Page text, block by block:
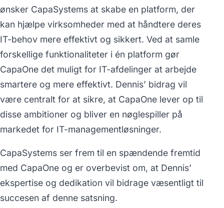
ønsker CapaSystems at skabe en platform, der
kan hjælpe virksomheder med at håndtere deres
IT-behov mere effektivt og sikkert. Ved at samle
forskellige funktionaliteter i én platform gør
CapaOne det muligt for IT-afdelinger at arbejde
smartere og mere effektivt. Dennis’ bidrag vil
være centralt for at sikre, at CapaOne lever op til
disse ambitioner og bliver en nøglespiller på
markedet for IT-managementløsninger.
CapaSystems ser frem til en spændende fremtid
med CapaOne og er overbevist om, at Dennis’
ekspertise og dedikation vil bidrage væsentligt til
succesen af denne satsning.